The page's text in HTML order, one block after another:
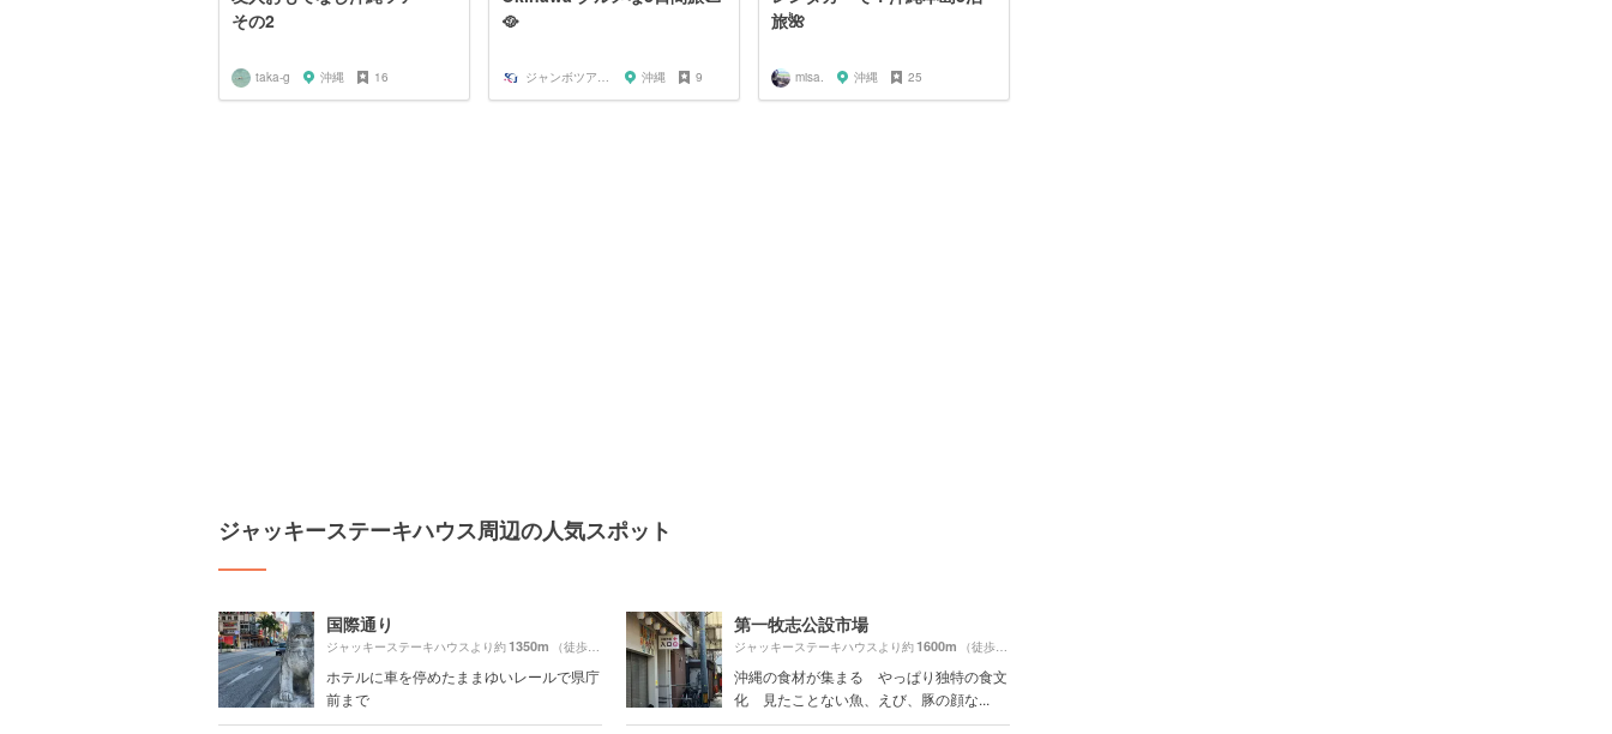
その2
taka-g 沖縄 16
🥘
ジャンボツアーズ 新垣 沖縄 9
旅🌺
misa. 沖縄 25
ジャッキーステーキハウス周辺の人気スポット
国際通り
ジャッキーステーキハウスより約1350m （徒歩23分）
ホテルに車を停めたままゆいレールで県庁
前まで
第一牧志公設市場
ジャッキーステーキハウスより約1600m （徒歩27分）
沖縄の食材が集まる やっぱり独特の食文
化 見たことない魚、えび、豚の顔な...